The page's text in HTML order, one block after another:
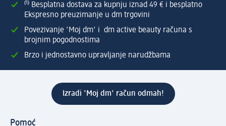
⁽¹⁾ Besplatna dostava za kupnju iznad 49 € i besplatno
Ekspresno preuzimanje u dm trgovini
Povezivanje 'Moj dm' i dm active beauty računa s
brojnim pogodnostima
Brzo i jednostavno upravljanje narudžbama
Izradi 'Moj dm' račun odmah!
Pomoć